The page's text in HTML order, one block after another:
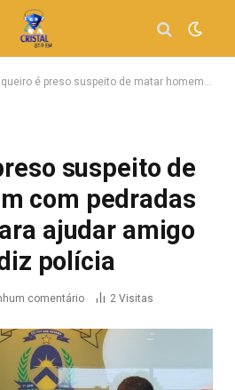
é preso suspeito de matar homem com pedradas na cabeça para ajudar amigo a se vingar, diz polícia
suspeito de
com pedradas
ajudar amigo
polícia
comentário 2 Visitas